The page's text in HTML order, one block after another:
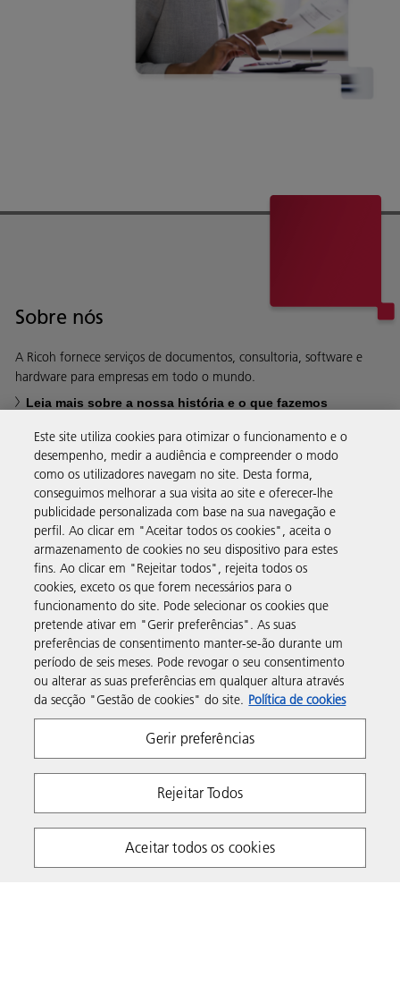
Sobre nós
A Ricoh fornece serviços de documentos, consultoria, software e
hardware para empresas em todo o mundo.
Leia mais sobre a nossa história e o que fazemos
Soluções empresariais
Produtos e serviços
Assistência e contacto
Recursos
Este site utiliza cookies para otimizar o funcionamento e o
desempenho, medir a audiência e compreender o modo
como os utilizadores navegam no site. Desta forma,
conseguimos melhorar a sua visita ao site e oferecer-lhe
publicidade personalizada com base na sua navegação e
perfil. Ao clicar em "Aceitar todos os cookies", aceita o
armazenamento de cookies no seu dispositivo para estes
fins. Ao clicar em "Rejeitar todos", rejeita todos os
cookies, exceto os que forem necessários para o
funcionamento do site. Pode selecionar os cookies que
pretende ativar em "Gerir preferências". As suas
preferências de consentimento manter-se-ão durante um
período de seis meses. Pode revogar o seu consentimento
ou alterar as suas preferências em qualquer altura através
da secção "Gestão de cookies" do site. Política de cookies
Gerir preferências
Rejeitar Todos
Aceitar todos os cookies